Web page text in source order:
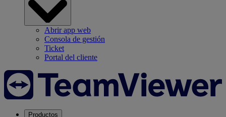
Abrir app web
Consola de gestión
Ticket
Portal del cliente
Productos